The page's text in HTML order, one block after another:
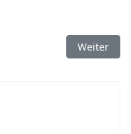
26 als Download
Nächster
Weiter